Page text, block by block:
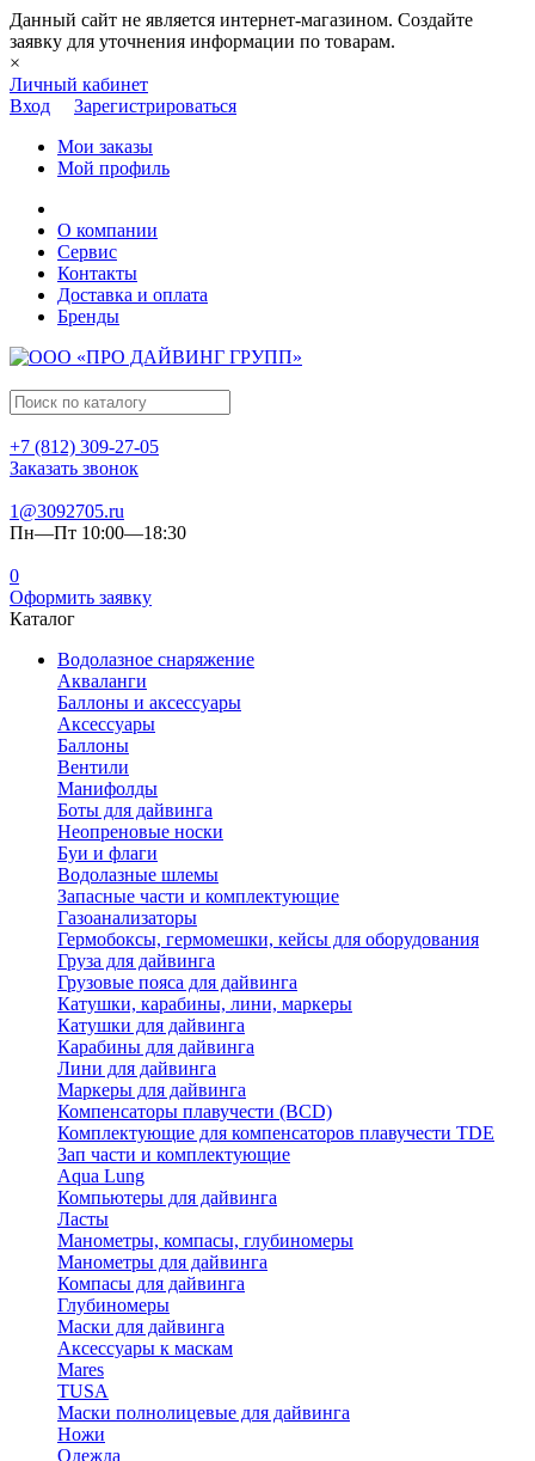
Данный сайт не является интернет-магазином. Создайте
заявку для уточнения информации по товарам.
×
Личный кабинет
Вход
Зарегистрироваться
Мои заказы
Мой профиль
О компании
Сервис
Контакты
Доставка и оплата
Бренды
+7 (812) 309-27-05
Заказать звонок
1@3092705.ru
Пн—Пт 10:00—18:30
0
Оформить заявку
Каталог
Водолазное снаряжение
Акваланги
Баллоны и аксессуары
Аксессуары
Баллоны
Вентили
Манифолды
Боты для дайвинга
Неопреновые носки
Буи и флаги
Водолазные шлемы
Запасные части и комплектующие
Газоанализаторы
Гермобоксы, гермомешки, кейсы для оборудования
Груза для дайвинга
Грузовые пояса для дайвинга
Катушки, карабины, лини, маркеры
Катушки для дайвинга
Карабины для дайвинга
Лини для дайвинга
Маркеры для дайвинга
Компенсаторы плавучести (BCD)
Комплектующие для компенсаторов плавучести TDE
Зап части и комплектующие
Aqua Lung
Компьютеры для дайвинга
Ласты
Манометры, компасы, глубиномеры
Манометры для дайвинга
Компасы для дайвинга
Глубиномеры
Маски для дайвинга
Аксессуары к маскам
Mares
TUSA
Маски полнолицевые для дайвинга
Ножи
Одежда